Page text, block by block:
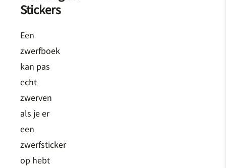
Stickers
Een
zwerfboek
kan pas
echt
zwerven
als je er
een
zwerfsticker
op hebt